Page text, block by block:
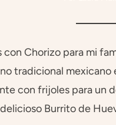
Chorizo para mi
tradicional
con frijoles para un
Burrito de